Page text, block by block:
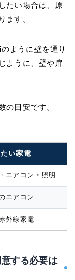
たい場合は、原
ます。
ように壁を通り
ように、壁や扉
の目安です。
い家電
エアコン・照明
エアコン
外線家電
する必要は